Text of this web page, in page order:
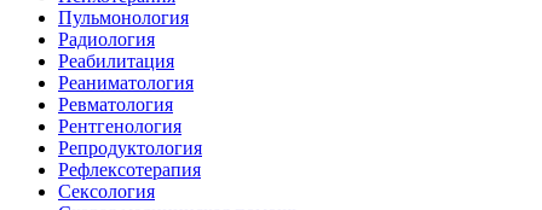
Пульмонология
Радиология
Реабилитация
Реаниматология
Ревматология
Рентгенология
Репродуктология
Рефлексотерапия
Сексология